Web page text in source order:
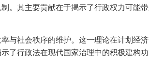
。其主要贡献在于揭示了行政权力可能
与社会秩序的维护。这一理论在计划经
了行政法在现代国家治理中的积极建构